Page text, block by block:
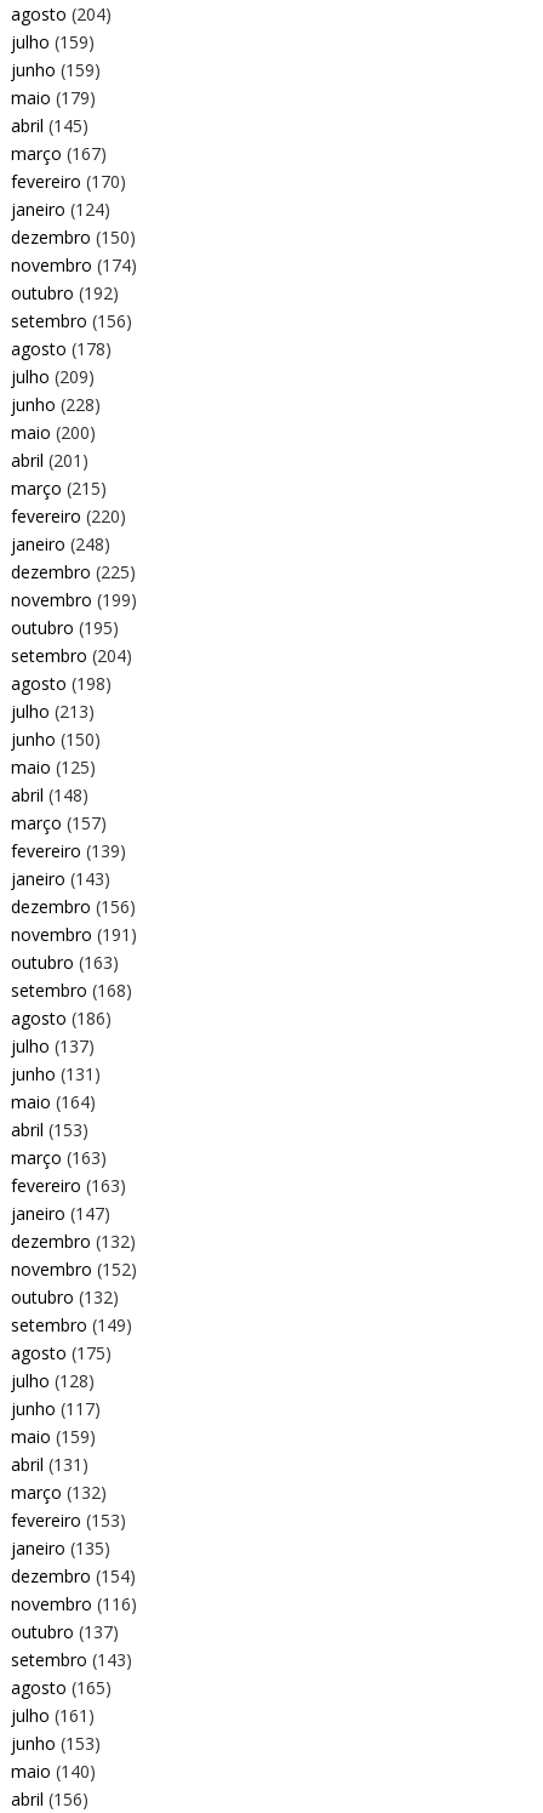
agosto (204)
julho (159)
junho (159)
maio (179)
abril (145)
março (167)
fevereiro (170)
janeiro (124)
dezembro (150)
novembro (174)
outubro (192)
setembro (156)
agosto (178)
julho (209)
junho (228)
maio (200)
abril (201)
março (215)
fevereiro (220)
janeiro (248)
dezembro (225)
novembro (199)
outubro (195)
setembro (204)
agosto (198)
julho (213)
junho (150)
maio (125)
abril (148)
março (157)
fevereiro (139)
janeiro (143)
dezembro (156)
novembro (191)
outubro (163)
setembro (168)
agosto (186)
julho (137)
junho (131)
maio (164)
abril (153)
março (163)
fevereiro (163)
janeiro (147)
dezembro (132)
novembro (152)
outubro (132)
setembro (149)
agosto (175)
julho (128)
junho (117)
maio (159)
abril (131)
março (132)
fevereiro (153)
janeiro (135)
dezembro (154)
novembro (116)
outubro (137)
setembro (143)
agosto (165)
julho (161)
junho (153)
maio (140)
abril (156)